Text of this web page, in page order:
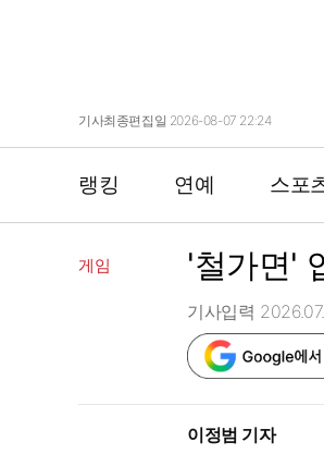
기사최종편집일 2026-08-07 22:24
랭킹 연예 스포
게임 '철가면'
기사입력
이정범 기자